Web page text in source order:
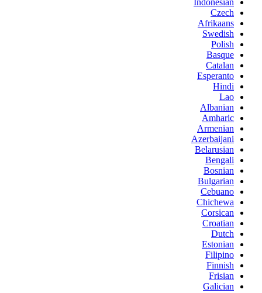
Czech
Afrikaans
Swedish
Polish
Basque
Catalan
Esperanto
Hindi
Lao
Albanian
Amharic
Armenian
Azerbaijani
Belarusian
Bengali
Bosnian
Bulgarian
Cebuano
Chichewa
Corsican
Croatian
Dutch
Estonian
Filipino
Finnish
Frisian
Galician